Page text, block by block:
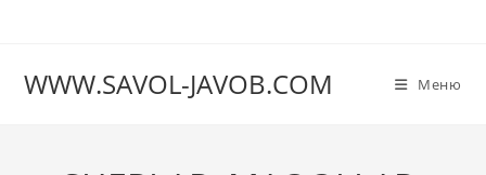
WWW.SAVOL-JAVOB.COM Меню